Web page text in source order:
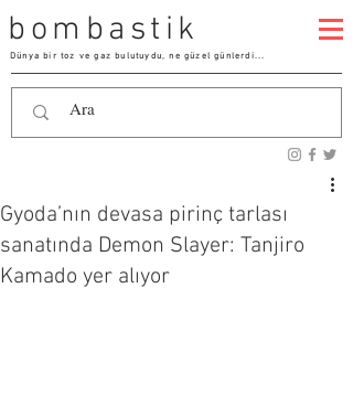
bombastik
Dünya bir toz ve gaz bulutuydu, ne güzel günlerdi...
Gyoda’nın devasa pirinç tarlası
sanatında Demon Slayer: Tanjiro
Kamado yer alıyor